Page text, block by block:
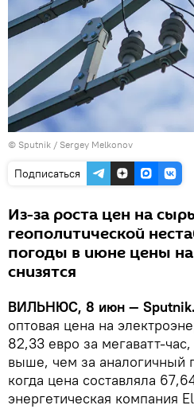
© Sputnik / Sergey Melkonov
Подписаться
Из-за роста цен на
геополитической
погоды в июне цены
снизятся
ВИЛЬНЮС, 8 июн — Sputnik.
оптовая цена на
82,33 евро за мегаватт-
выше, чем за аналогичный
когда цена составляла
энергетическая компания